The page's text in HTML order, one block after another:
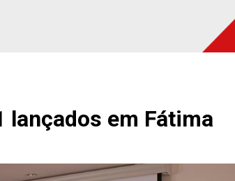
lançados em Fátima